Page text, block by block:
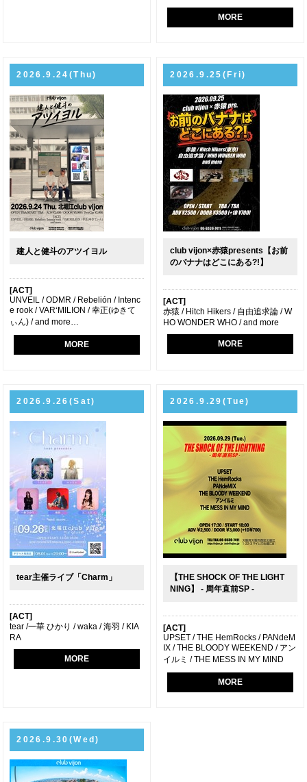
MORE
2026.9.24(Thu)
建人と健斗のアツイヨル
[ACT]
UNVEIL / ODMR / Rebelión / Intenc
e rook / VAR‘MILION / 幸正(ゆきて
ぃん) / and more…
MORE
2026.9.25(Fri)
club vijon×赤猿presents【お前
のバナナはどこにある?!】
[ACT]
赤猿 / Hitch Hikers / 自由追求論 / W
HO WONDER WHO / and more
MORE
2026.9.26(Sat)
tear主催ライブ「Charm」
[ACT]
tear /一華 ひかり / waka / 海羽 / KIA
RA
MORE
2026.9.29(Tue)
【THE SHOCK OF THE LIGHT
NING】 - 周年直前SP -
[ACT]
UPSET / THE HemRocks / PANdeM
IX / THE BLOODY WEEKEND / アン
イルミ / THE MESS IN MY MIND
MORE
2026.9.30(Wed)